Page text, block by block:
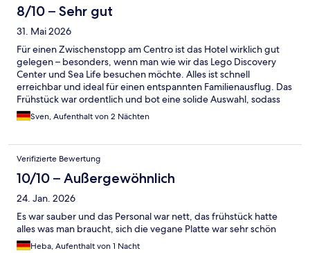
8/10 – Sehr gut
31. Mai 2026
Für einen Zwischenstopp am Centro ist das Hotel wirklich gut
gelegen – besonders, wenn man wie wir das Lego Discovery
Center und Sea Life besuchen möchte. Alles ist schnell
erreichbar und ideal für einen entspannten Familienausflug. Das
Frühstück war ordentlich und bot eine solide Auswahl, sodass
man gut in den Tag starten kann. Etwas Verbesserungsbedarf
gibt es aus unserer Sicht bei der Freundlichkeit an der
wünschenswert. Insgesamt ein angenehmer Aufenthalt mit sehr
guter Lage für Unternehmungen rund ums Centro.
Sven, Aufenthalt von 2 Nächten
Verifizierte Bewertung
10/10 – Außergewöhnlich
24. Jan. 2026
Es war sauber und das Personal war nett, das frühstück hatte
alles was man braucht, sich die vegane Platte war sehr schön
Heba, Aufenthalt von 1 Nacht